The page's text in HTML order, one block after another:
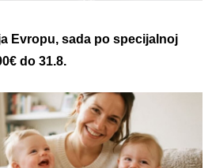
Evropu, sada po specijalnoj
do 31.8.